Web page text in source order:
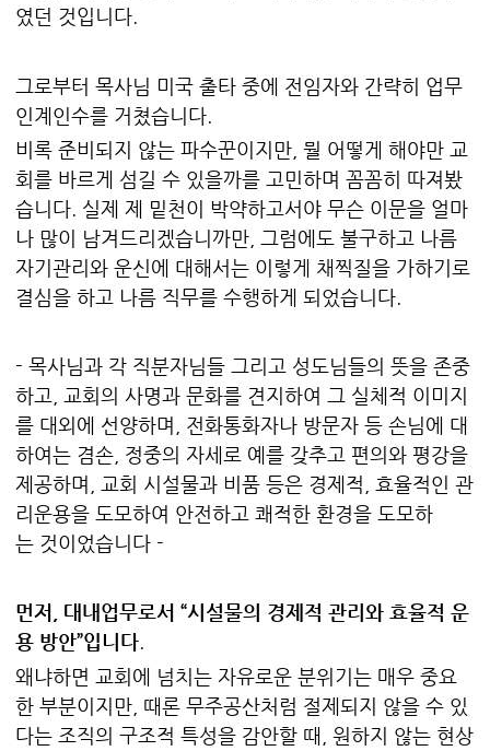
였던 것입니다.
그로부터 목사님 미국 출타 중에 전임자와 간략히 업무
인계인수를 거쳤습니다.
비록 준비되지 않는 파수꾼이지만, 뭘 어떻게 해야만 교
회를 바르게 섬길 수 있을까를 고민하며 꼼꼼히 따져봤
습니다. 실제 제 밑천이 박약하고서야 무슨 이문을 얼마
나 많이 남겨드리겠습니까만, 그럼에도 불구하고 나름
자기관리와 운신에 대해서는 이렇게 채찍질을 가하기로
결심을 하고 나름 직무를 수행하게 되었습니다.
- 목사님과 각 직분자님들 그리고 성도님들의 뜻을 존중
하고, 교회의 사명과 문화를 견지하여 그 실체적 이미지
를 대외에 선양하며, 전화통화자나 방문자 등 손님에 대
하여는 겸손, 정중의 자세로 예를 갖추고 편의와 평강을
제공하며, 교회 시설물과 비품 등은 경제적, 효율적인 관
리운용을 도모하여 안전하고 쾌적한 환경을 도모하
는 것이었습니다 -
먼저, 대내업무로서 “시설물의 경제적 관리와 효율적 운
용 방안”입니다.
왜냐하면 교회에 넘치는 자유로운 분위기는 매우 중요
한 부분이지만, 때론 무주공산처럼 절제되지 않을 수 있
다는 조직의 구조적 특성을 감안할 때, 원하지 않는 현상